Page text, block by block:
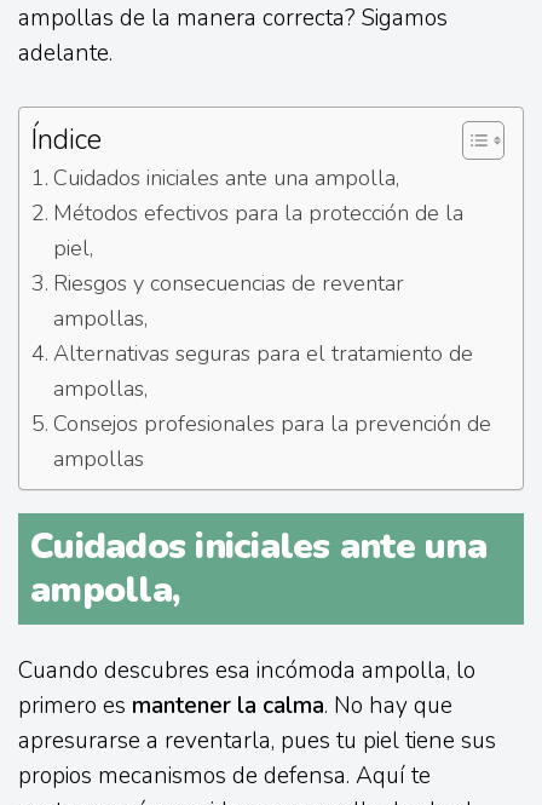
ampollas de la manera correcta? Sigamos
adelante.
Índice
Cuidados iniciales ante una ampolla,
Métodos efectivos para la protección de la
piel,
Riesgos y consecuencias de reventar
ampollas,
Alternativas seguras para el tratamiento de
ampollas,
Consejos profesionales para la prevención de
ampollas
Cuidados iniciales ante una
ampolla,
Cuando descubres esa incómoda ampolla, lo
primero es mantener la calma. No hay que
apresurarse a reventarla, pues tu piel tiene sus
propios mecanismos de defensa. Aquí te